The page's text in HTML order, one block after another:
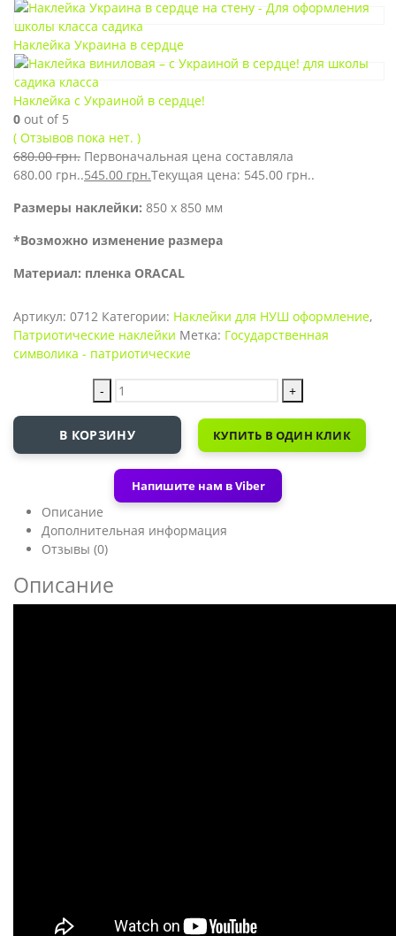
Наклейка Украина в сердце
Наклейка с Украиной в сердце!
0 out of 5
( Отзывов пока нет. )
680.00грн. Первоначальная цена составляла
680.00 грн..545.00 грн.Текущая цена: 545.00 грн..
Размеры наклейки: 850 х 850 мм
*Возможно изменение размера
Материал: пленка ORACAL
Артикул: 0712 Категории: Наклейки для НУШ оформление,
Патриотические наклейки Метка: Государственная
символика - патриотические
- +
В КОРЗИНУ КУПИТЬ В ОДИН КЛИК
Напишите нам в Viber
Описание
Дополнительная информация
Отзывы (0)
Описание